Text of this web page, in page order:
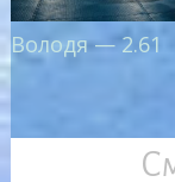
Володя — 2.61